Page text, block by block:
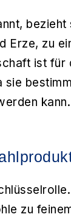
bezieht
Erze, zu
ist für
kann.
zu